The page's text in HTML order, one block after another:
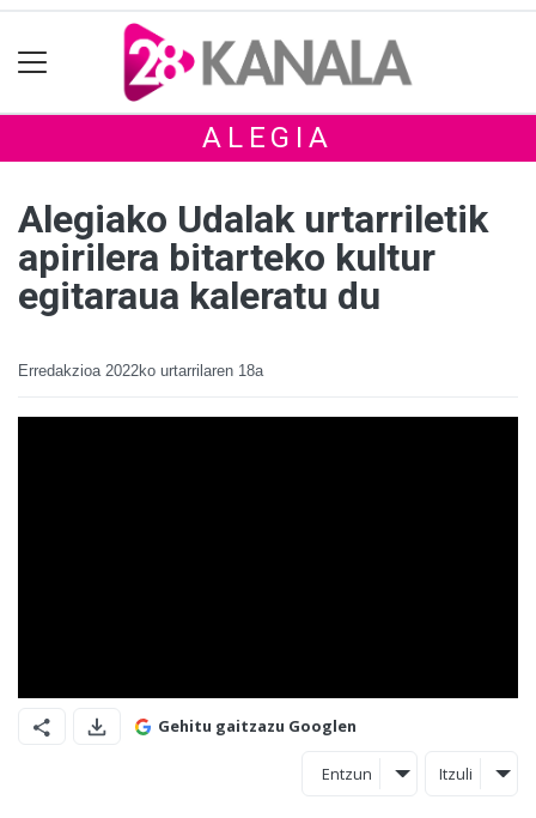
ALEGIA
Alegiako Udalak urtarriletik
apirilera bitarteko kultur
egitaraua kaleratu du
Erredakzioa 2022ko urtarrilaren 18a
Gehitu gaitzazu Googlen
Entzun Itzuli